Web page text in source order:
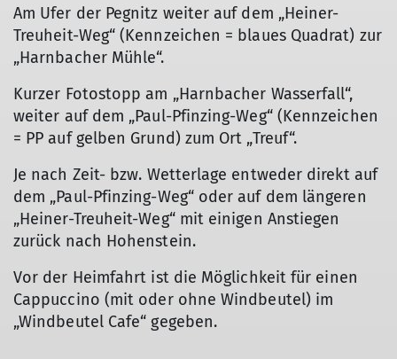
Am Ufer der Pegnitz weiter auf dem „Heiner-
Treuheit-Weg“ (Kennzeichen = blaues Quadrat) zur
„Harnbacher Mühle“.
Kurzer Fotostopp am „Harnbacher Wasserfall“,
weiter auf dem „Paul-Pfinzing-Weg“ (Kennzeichen
= PP auf gelben Grund) zum Ort „Treuf“.
Je nach Zeit- bzw. Wetterlage entweder direkt auf
dem „Paul-Pfinzing-Weg“ oder auf dem längeren
„Heiner-Treuheit-Weg“ mit einigen Anstiegen
zurück nach Hohenstein.
Vor der Heimfahrt ist die Möglichkeit für einen
Cappuccino (mit oder ohne Windbeutel) im
„Windbeutel Cafe“ gegeben.